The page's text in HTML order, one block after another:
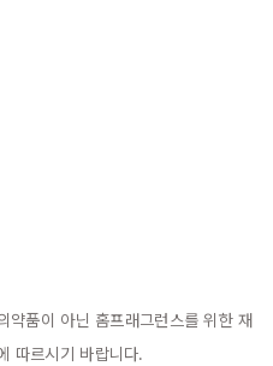
품이 아닌 홈프래그런스를 위한 재
따르시기 바랍니다.